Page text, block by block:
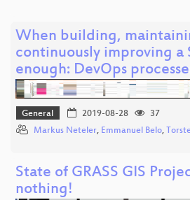
When building,
continuously improving a
enough: DevOps
General 2019-08-28
37
Markus Neteler, Emmanuel Belo,
State of GRASS GIS
nothing!